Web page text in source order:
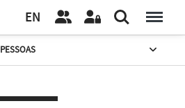
EN
PESSOAS